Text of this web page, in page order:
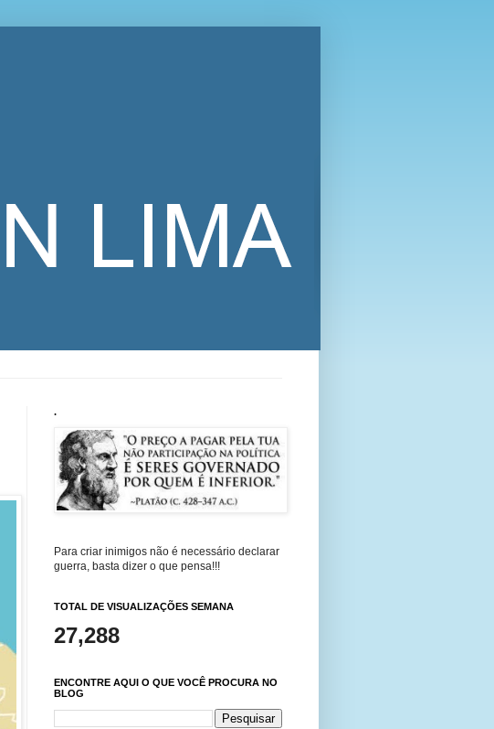
.
Para criar inimigos não é necessário declarar
guerra, basta dizer o que pensa!!!
TOTAL DE VISUALIZAÇÕES SEMANA
27,288
ENCONTRE AQUI O QUE VOCÊ PROCURA NO
BLOG